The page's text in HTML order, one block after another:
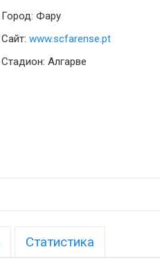
Город: Фару
Сайт: www.scfarense.pt
Стадион: Алгарве
Статистика